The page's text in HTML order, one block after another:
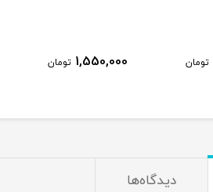
تومان 1,550,000 تومان
دیدگاه‌ها